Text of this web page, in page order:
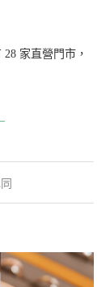
家直營門市，